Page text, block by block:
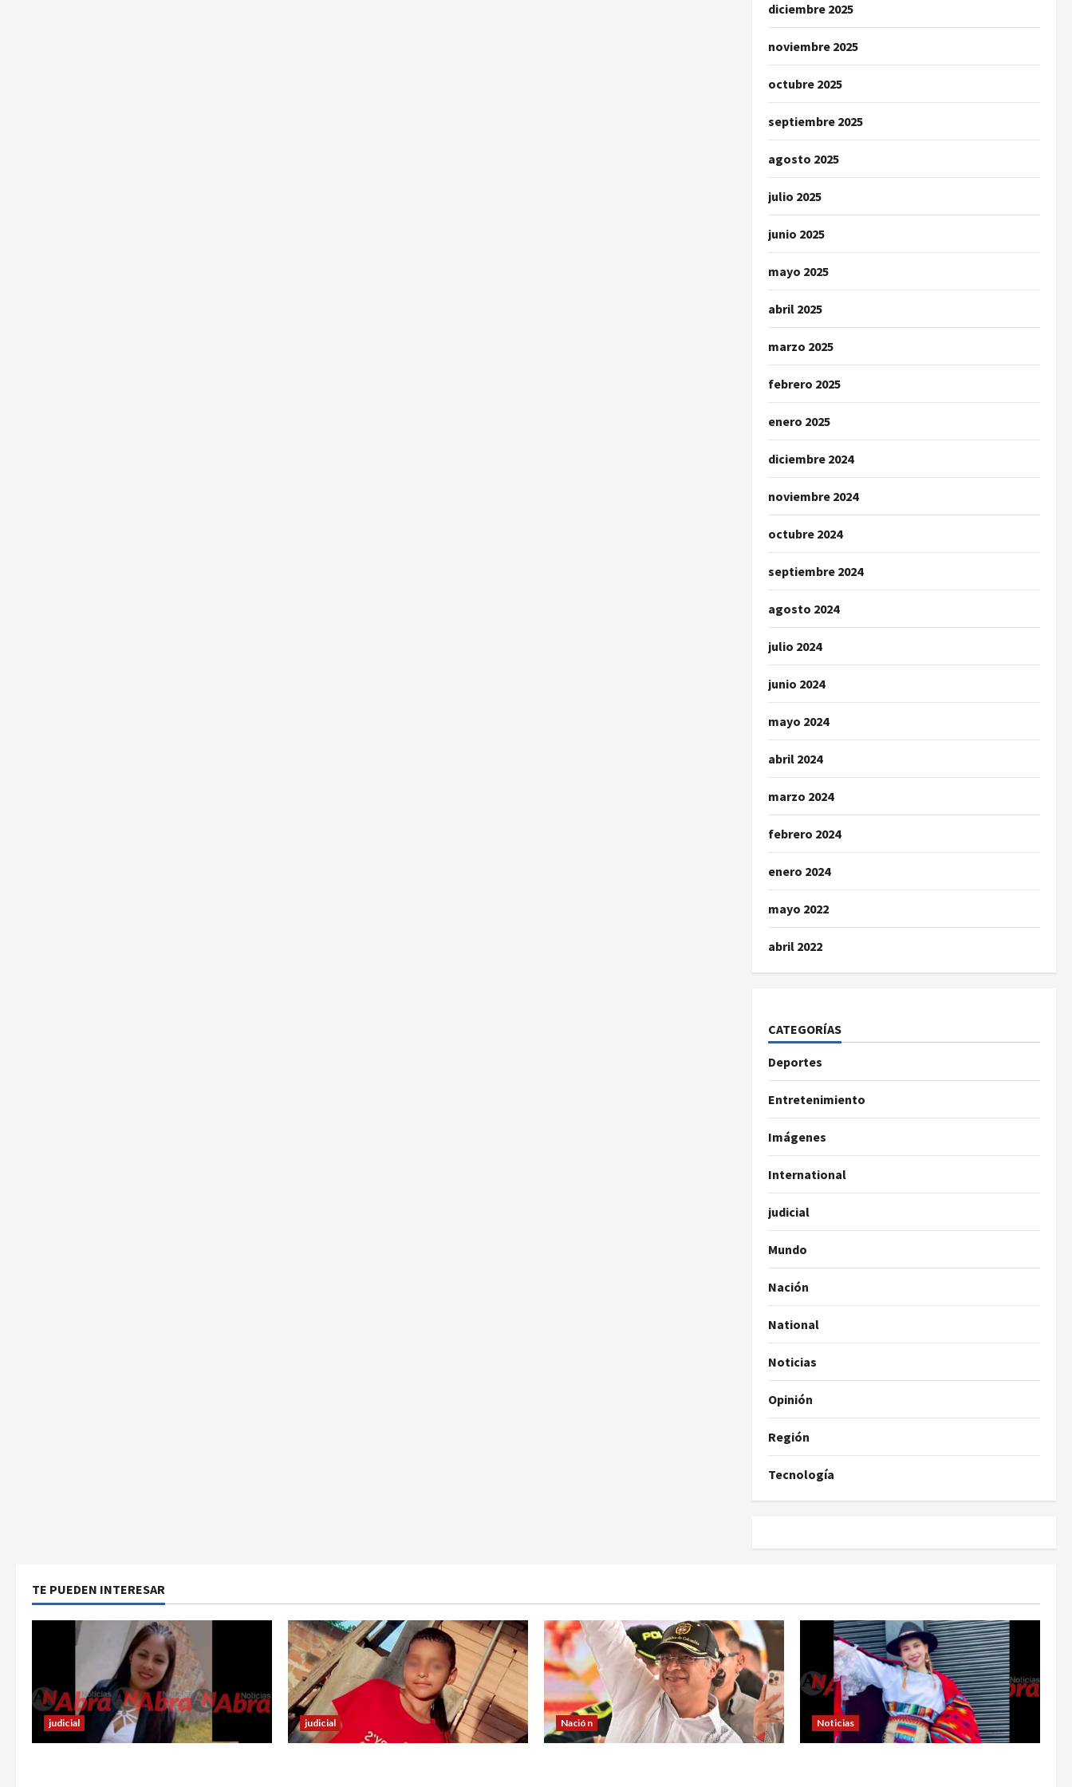
diciembre 2025
noviembre 2025
octubre 2025
septiembre 2025
agosto 2025
julio 2025
junio 2025
mayo 2025
abril 2025
marzo 2025
febrero 2025
enero 2025
diciembre 2024
noviembre 2024
octubre 2024
septiembre 2024
agosto 2024
julio 2024
junio 2024
mayo 2024
abril 2024
marzo 2024
febrero 2024
enero 2024
mayo 2022
abril 2022
CATEGORÍAS
Deportes
Entretenimiento
Imágenes
International
judicial
Mundo
Nación
National
Noticias
Opinión
Región
Tecnología
TE PUEDEN INTERESAR
judicial judicial Nación Noticias